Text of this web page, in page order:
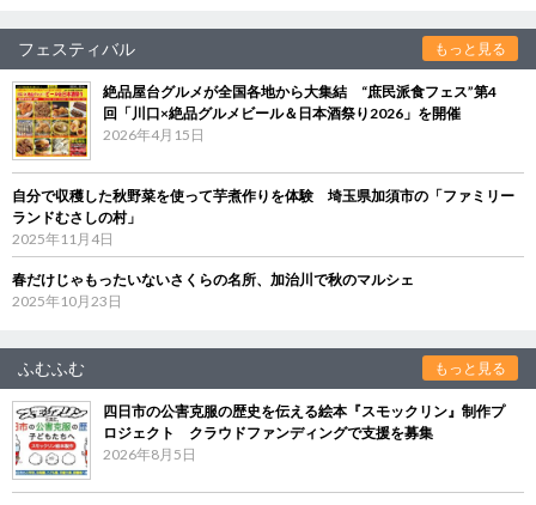
フェスティバル もっと見る
絶品屋台グルメが全国各地から大集結 “庶民派食フェス”第4
回「川口×絶品グルメビール＆日本酒祭り2026」を開催
2026年4月15日
自分で収穫した秋野菜を使って芋煮作りを体験 埼玉県加須市の「ファミリー
ランドむさしの村」
2025年11月4日
春だけじゃもったいないさくらの名所、加治川で秋のマルシェ
2025年10月23日
ふむふむ もっと見る
四日市の公害克服の歴史を伝える絵本『スモックリン』制作プ
ロジェクト クラウドファンディングで支援を募集
2026年8月5日